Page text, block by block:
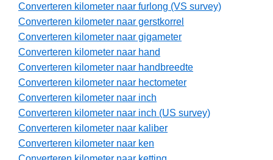
Converteren kilometer naar furlong (VS survey)
Converteren kilometer naar gerstkorrel
Converteren kilometer naar gigameter
Converteren kilometer naar hand
Converteren kilometer naar handbreedte
Converteren kilometer naar hectometer
Converteren kilometer naar inch
Converteren kilometer naar inch (US survey)
Converteren kilometer naar kaliber
Converteren kilometer naar ken